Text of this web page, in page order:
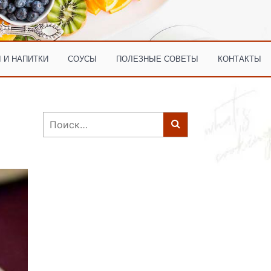
И НАПИТКИ СОУСЫ ПОЛЕЗНЫЕ СОВЕТЫ КОНТАКТЫ
Найти: